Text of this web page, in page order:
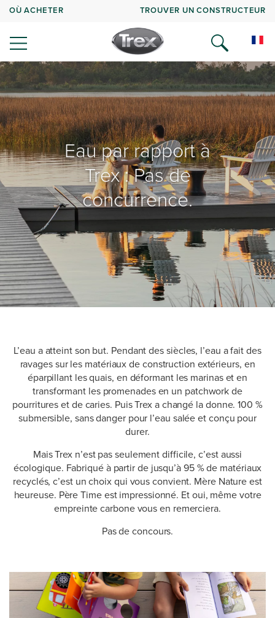
OÙ ACHETER TROUVER UN CONSTRUCTEUR
Eau par rapport à
Trex : Pas de
concurrence.
L’eau a atteint son but. Pendant des siècles, l’eau a fait des
ravages sur les matériaux de construction extérieurs, en
éparpillant les quais, en déformant les marinas et en
transformant les promenades en un patchwork de
pourritures et de caries. Puis Trex a changé la donne. 100 %
submersible, sans danger pour l’eau salée et conçu pour
durer.
Mais Trex n’est pas seulement difficile, c’est aussi
écologique. Fabriqué à partir de jusqu’à 95 % de matériaux
recyclés, c’est un choix qui vous convient. Mère Nature est
heureuse. Père Time est impressionné. Et oui, même votre
empreinte carbone vous en remerciera.
Pas de concours.